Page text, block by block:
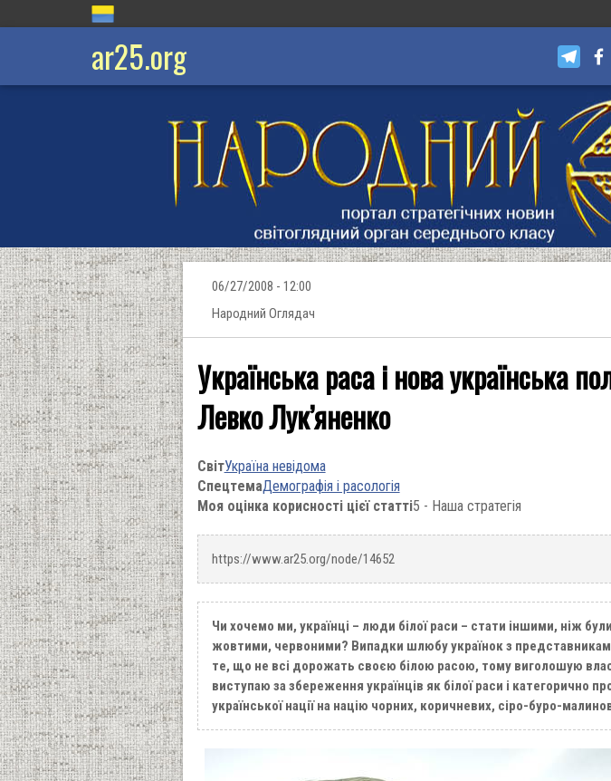
ar25.org
06/27/2008 - 12:00
Народний Оглядач
Українська раса і нова українська
Левко Лук’яненко
СвітУкраїна невідома
СпецтемаДемографія і расологія
Моя оцінка корисності цієї статті5 - Наша стратегія
https://www.ar25.org/node/14652
Чи хочемо ми, українці – люди білої раси – стати іншими, ніж
жовтими, червоними? Випадки шлюбу українок з
те, що не всі дорожать своєю білою расою, тому виголошую
виступаю за збереження українців як білої раси і категорично
української нації на націю чорних, коричневих, сіро-буро-